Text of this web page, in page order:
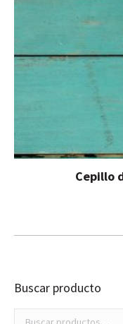
Cepillo
Buscar producto